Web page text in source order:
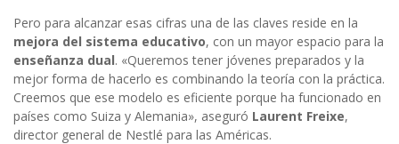
Pero para alcanzar esas cifras una de las claves reside en la
mejora del sistema educativo, con un mayor espacio para la
enseñanza dual. «Queremos tener jóvenes preparados y la
mejor forma de hacerlo es combinando la teoría con la práctica.
Creemos que ese modelo es eficiente porque ha funcionado en
países como Suiza y Alemania», aseguró Laurent Freixe,
director general de Nestlé para las Américas.